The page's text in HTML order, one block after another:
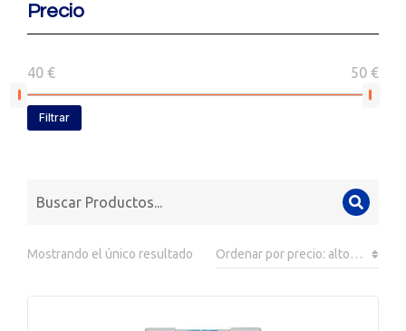
Precio
40 € 50 €
Filtrar
Mostrando el único resultado